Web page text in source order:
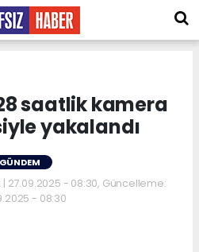
saatlik kamera
yakalandı
GÜNDEM
27.09.2025 - 08:30, Güncelleme:
- 08:30